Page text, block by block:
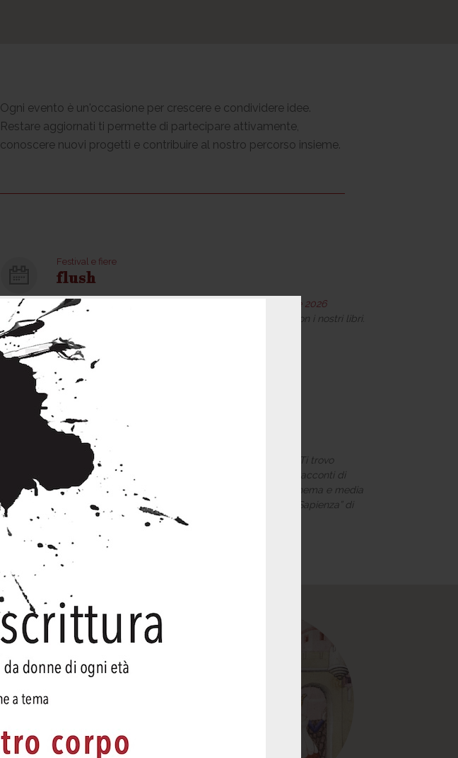
Ogni evento è un'occasione per crescere e condividere idee.
Restare aggiornati ti permette di partecipare attivamente,
conoscere nuovi progetti e contribuire al nostro percorso insieme.
Festival e fiere
flush
Sabato, 12 Settembre 2026 - Domenica, 13 Settembre 2026
Saremo a Flush, il Festival dell'editoria femminista, con i nostri libri.
Presentazione di
ti trovo cambiata
Giovedì, 25 Giugno 2026 | 18:30 - 19:30
Francesca Calamita (University of Virginia) presenta Ti trovo
cambiata nell’ambito di CATS (Cara amica ti scrivo. Racconti di
amicizia e reti relazionali fra donne tra letteratura, cinema e media
italiani), un convegno organizzato dall’Università “La Sapienza” di